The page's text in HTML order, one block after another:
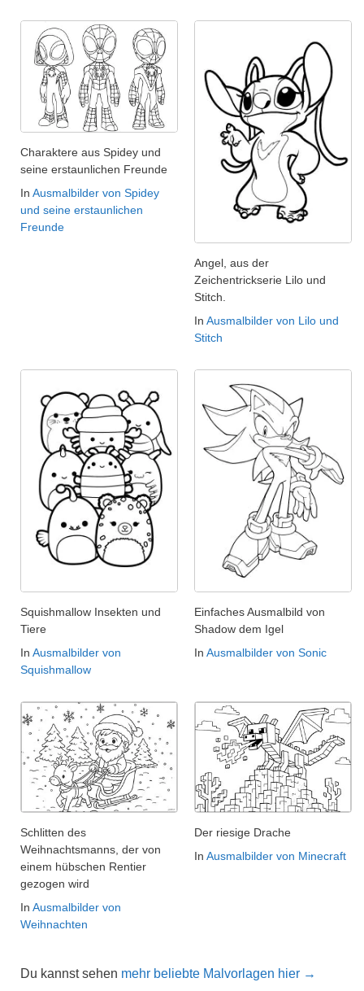
Charaktere aus Spidey und
seine erstaunlichen Freunde
In Ausmalbilder von Spidey
und seine erstaunlichen
Freunde
Angel, aus der
Zeichentrickserie Lilo und
Stitch.
In Ausmalbilder von Lilo und
Stitch
Squishmallow Insekten und
Tiere
In Ausmalbilder von
Squishmallow
Einfaches Ausmalbild von
Shadow dem Igel
In Ausmalbilder von Sonic
Schlitten des
Weihnachtsmanns, der von
einem hübschen Rentier
gezogen wird
In Ausmalbilder von
Weihnachten
Der riesige Drache
In Ausmalbilder von Minecraft
Du kannst sehen mehr beliebte Malvorlagen hier →